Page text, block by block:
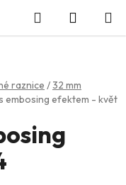
Hledat
KOŠÍK
raznice /32 mm
embosing efektem - květ